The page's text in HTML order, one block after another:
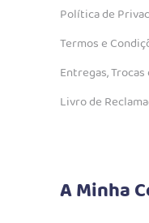
Política de
Termos e
Entregas,
Livro de
A Minha